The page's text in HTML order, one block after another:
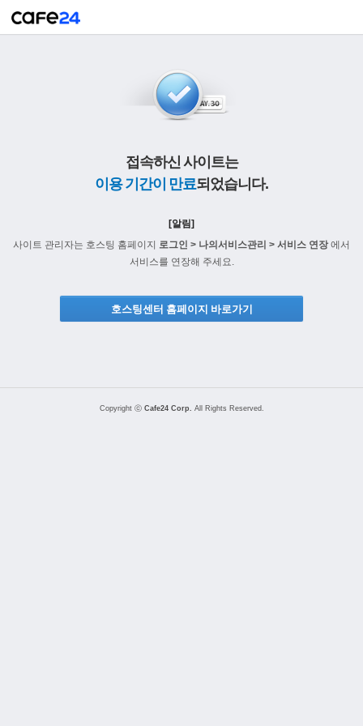
접속하신 사이트는
이용 기간이 만료되었습니다.
[알림]
사이트 관리자는 호스팅 홈페이지 로그인 > 나의서비스관리 > 서비스 연장에서
서비스를 연장해 주세요.
호스팅센터 홈페이지 바로가기
Copyright ⓒ Cafe24 Corp. All Rights Reserved.